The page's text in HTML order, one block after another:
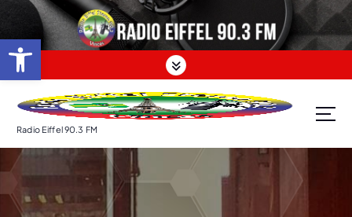
Abrir barra de herramientas
a
l
a
c
o
Radio Eiffel 90.3 FM